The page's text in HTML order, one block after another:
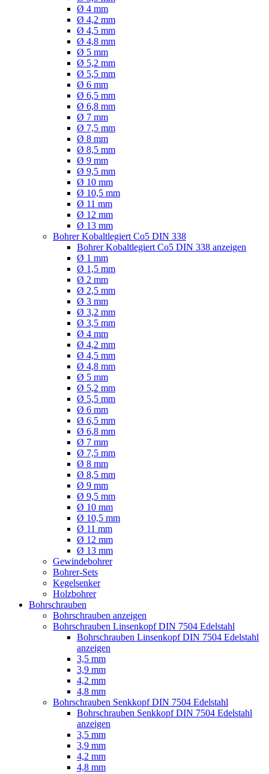
Ø 4 mm
Ø 4,2 mm
Ø 4,5 mm
Ø 4,8 mm
Ø 5 mm
Ø 5,2 mm
Ø 5,5 mm
Ø 6 mm
Ø 6,5 mm
Ø 6,8 mm
Ø 7 mm
Ø 7,5 mm
Ø 8 mm
Ø 8,5 mm
Ø 9 mm
Ø 9,5 mm
Ø 10 mm
Ø 10,5 mm
Ø 11 mm
Ø 12 mm
Ø 13 mm
Bohrer Kobaltlegiert Co5 DIN 338
Bohrer Kobaltlegiert Co5 DIN 338 anzeigen
Ø 1 mm
Ø 1,5 mm
Ø 2 mm
Ø 2,5 mm
Ø 3 mm
Ø 3,2 mm
Ø 3,5 mm
Ø 4 mm
Ø 4,2 mm
Ø 4,5 mm
Ø 4,8 mm
Ø 5 mm
Ø 5,2 mm
Ø 5,5 mm
Ø 6 mm
Ø 6,5 mm
Ø 6,8 mm
Ø 7 mm
Ø 7,5 mm
Ø 8 mm
Ø 8,5 mm
Ø 9 mm
Ø 9,5 mm
Ø 10 mm
Ø 10,5 mm
Ø 11 mm
Ø 12 mm
Ø 13 mm
Gewindebohrer
Bohrer-Sets
Kegelsenker
Holzbohrer
Bohrschrauben
Bohrschrauben anzeigen
Bohrschrauben Linsenkopf DIN 7504 Edelstahl
Bohrschrauben Linsenkopf DIN 7504 Edelstahl
anzeigen
3,5 mm
3,9 mm
4,2 mm
4,8 mm
Bohrschrauben Senkkopf DIN 7504 Edelstahl
Bohrschrauben Senkkopf DIN 7504 Edelstahl
anzeigen
3,5 mm
3,9 mm
4,2 mm
4,8 mm